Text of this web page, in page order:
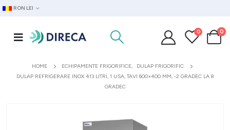
RON LEI
0 0
HOME ECHIPAMENTE FRIGORIFICE,
DULAP FRIGORIFIC
DULAP REFRIGERARE INOX 413 LITRI, 1 USA, TAVI 600×400 MM, -2 GRADEC LA 8
GRADEC